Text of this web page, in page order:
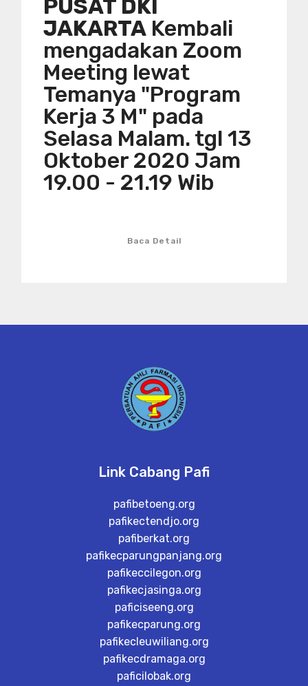
PUSAT DKI
JAKARTA Kembali
mengadakan Zoom
Meeting lewat
Temanya "Program
Kerja 3 M" pada
Selasa Malam. tgl 13
Oktober 2020 Jam
19.00 - 21.19 Wib
Baca Detail
Link Cabang Pafi
pafibetoeng.org
pafikectendjo.org
pafiberkat.org
pafikecparungpanjang.org
pafikeccilegon.org
pafikecjasinga.org
paficiseeng.org
pafikecparung.org
pafikecleuwiliang.org
pafikecdramaga.org
paficilobak.org